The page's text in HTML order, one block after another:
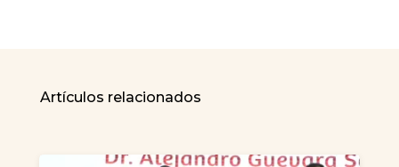
Artículos relacionados